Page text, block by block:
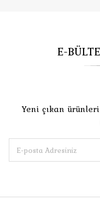
E-
Yeni çıkan